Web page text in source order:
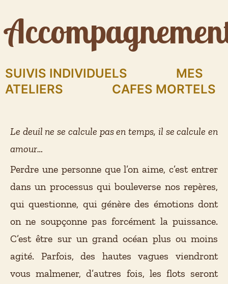
SUIVIS INDIVIDUELS
MES
ATELIERS
CAFES MORTELS
Le deuil ne se calcule pas en temps, il se calcule en
amour…
Perdre une personne que l’on aime, c’est entrer
dans un processus qui bouleverse nos repères,
qui questionne, qui génère des émotions dont
on ne soupçonne pas forcément la puissance.
C’est être sur un grand océan plus ou moins
agité. Parfois, des hautes vagues viendront
vous malmener, d’autres fois, les flots seront